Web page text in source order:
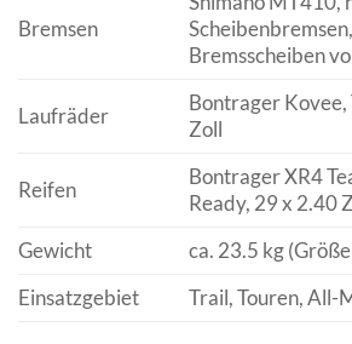
Bremsen
Bremsscheiben
Laufräder
Bontrager Kovee,
Zoll
Reifen
Bontrager XR4
Ready, 29 x 2.40
Gewicht
ca. 23.5 kg
Einsatzgebiet
Trail, Touren, All-